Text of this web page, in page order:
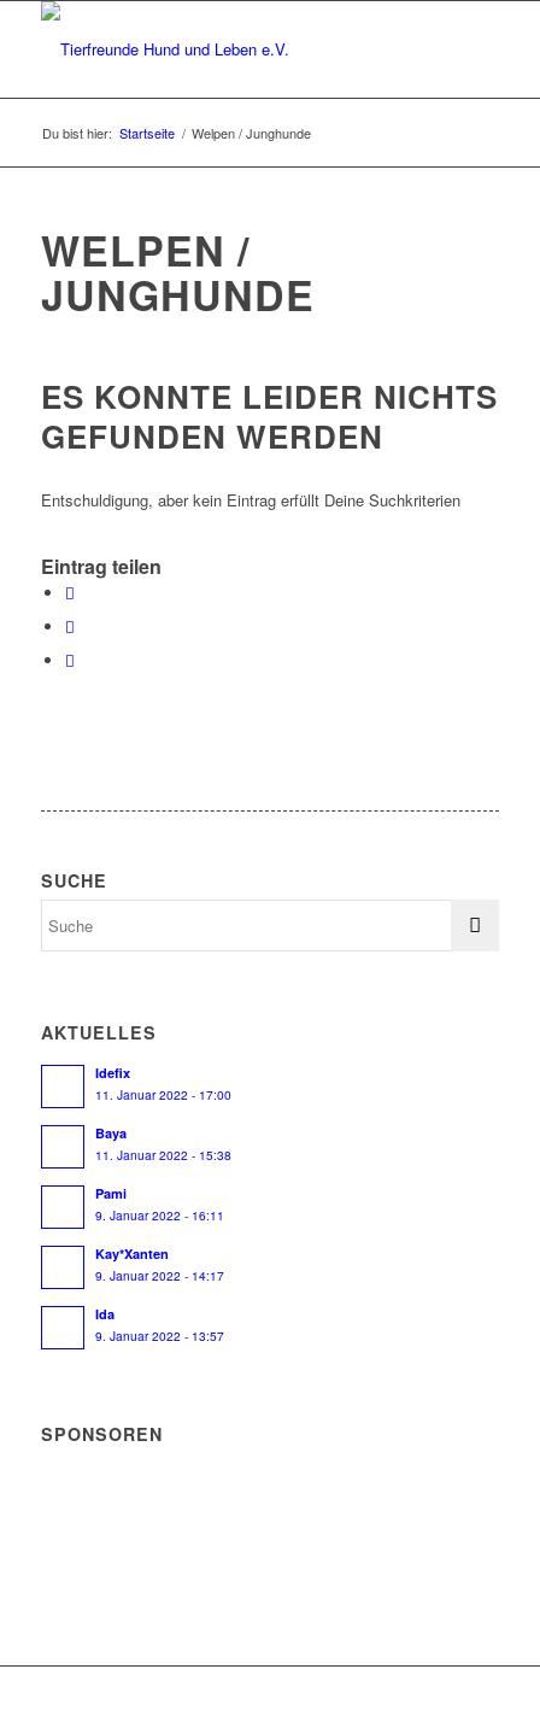
Du bist hier: Startseite / Welpen / Junghunde
WELPEN /
JUNGHUNDE
ES KONNTE LEIDER NICHTS
GEFUNDEN WERDEN
Entschuldigung, aber kein Eintrag erfüllt Deine Suchkriterien
Eintrag teilen
SUCHE
AKTUELLES
Idefix
11. Januar 2022 - 17:00
Baya
11. Januar 2022 - 15:38
Pami
9. Januar 2022 - 16:11
Kay*Xanten
9. Januar 2022 - 14:17
Ida
9. Januar 2022 - 13:57
SPONSOREN